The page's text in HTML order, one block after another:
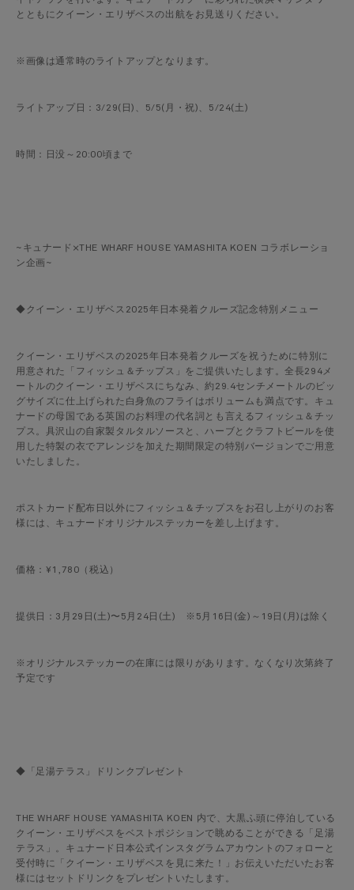
とともにクイーン・エリザベスの出航をお見送りください。
※画像は通常時のライトアップとなります。
ライトアップ日：3/29(日)、5/5(月・祝)、5/24(土)
時間：日没～20:00頃まで
~キュナード×THE WHARF HOUSE YAMASHITA KOEN コラボレーショ
ン企画~
◆クイーン・エリザベス2025年日本発着クルーズ記念特別メニュー
クイーン・エリザベスの2025年日本発着クルーズを祝うために特別に
用意された「フィッシュ＆チップス」をご提供いたします。全長294メ
ートルのクイーン・エリザベスにちなみ、約29.4センチメートルのビッ
グサイズに仕上げられた白身魚のフライはボリュームも満点です。キュ
ナードの母国である英国のお料理の代名詞とも言えるフィッシュ＆チッ
プス。具沢山の自家製タルタルソースと、ハーブとクラフトビールを使
用した特製の衣でアレンジを加えた期間限定の特別バージョンでご用意
いたしました。
ポストカード配布日以外にフィッシュ＆チップスをお召し上がりのお客
様には、キュナードオリジナルステッカーを差し上げます。
価格：¥1,780（税込）
提供日：3月29日(土)〜5月24日(土) ※5月16日(金)～19日(月)は除く
※オリジナルステッカーの在庫には限りがあります。なくなり次第終了
予定です
◆「足湯テラス」ドリンクプレゼント
THE WHARF HOUSE YAMASHITA KOEN 内で、大黒ふ頭に停泊している
クイーン・エリザベスをベストポジションで眺めることができる「足湯
テラス」。キュナード日本公式インスタグラムアカウントのフォローと
受付時に「クイーン・エリザベスを見に来た！」お伝えいただいたお客
様にはセットドリンクをプレゼントいたします。